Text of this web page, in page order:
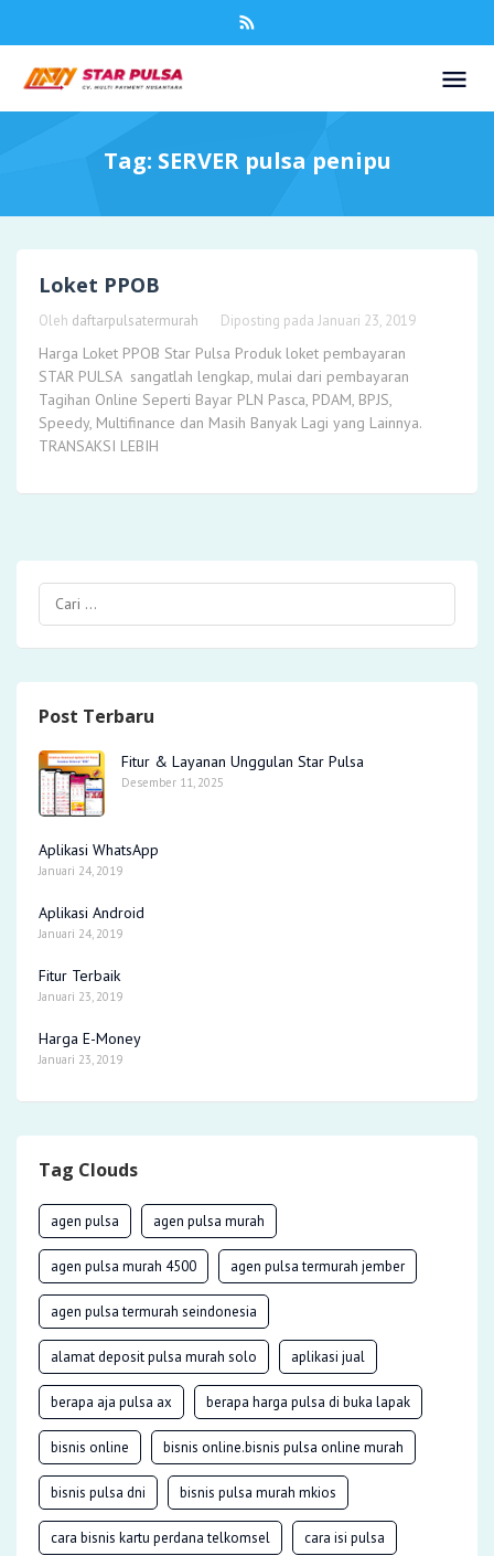
Tag: SERVER pulsa penipu
Loket PPOB
Oleh daftarpulsatermurah Diposting pada Januari 23, 2019
Harga Loket PPOB Star Pulsa Produk loket pembayaran
STAR PULSA sangatlah lengkap, mulai dari pembayaran
Tagihan Online Seperti Bayar PLN Pasca, PDAM, BPJS,
Speedy, Multifinance dan Masih Banyak Lagi yang Lainnya.
TRANSAKSI LEBIH
Post Terbaru
Fitur & Layanan Unggulan Star Pulsa
Desember 11, 2025
Aplikasi WhatsApp
Januari 24, 2019
Aplikasi Android
Januari 24, 2019
Fitur Terbaik
Januari 23, 2019
Harga E-Money
Januari 23, 2019
Tag Clouds
agen pulsa agen pulsa murah
agen pulsa murah 4500 agen pulsa termurah jember
agen pulsa termurah seindonesia
alamat deposit pulsa murah solo aplikasi jual
berapa aja pulsa ax berapa harga pulsa di buka lapak
bisnis online bisnis online.bisnis pulsa online murah
bisnis pulsa dni bisnis pulsa murah mkios
cara bisnis kartu perdana telkomsel cara isi pulsa